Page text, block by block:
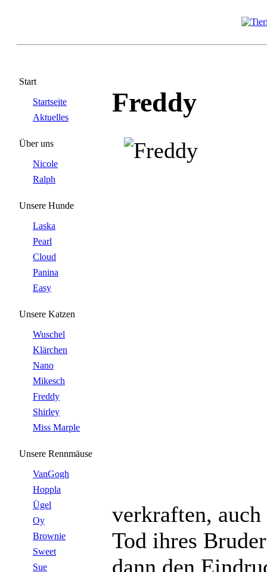
Start
Startseite
Aktuelles
Über uns
Nicole
Ralph
Unsere Hunde
Laska
Pearl
Cloud
Panina
Easy
Unsere Katzen
Wuschel
Klärchen
Nano
Mikesch
Freddy
Shirley
Miss Marple
Unsere Rennmäuse
VanGogh
Hoppla
Ügel
Oy
Brownie
Sweet
Sue
Freddy
verkraften,
Tod ihres
dann den